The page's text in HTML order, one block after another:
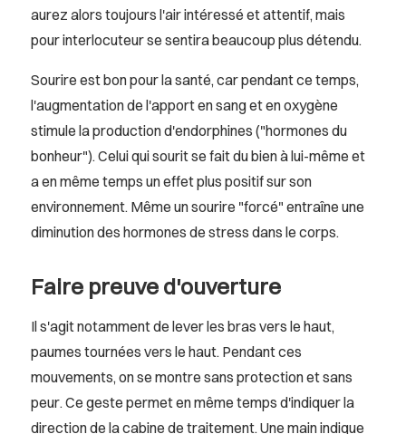
aurez alors toujours l'air intéressé et attentif, mais
pour interlocuteur se sentira beaucoup plus détendu.
Sourire est bon pour la santé, car pendant ce temps,
l'augmentation de l'apport en sang et en oxygène
stimule la production d'endorphines ("hormones du
bonheur"). Celui qui sourit se fait du bien à lui-même et
a en même temps un effet plus positif sur son
environnement. Même un sourire "forcé" entraîne une
diminution des hormones de stress dans le corps.
Faire preuve d'ouverture
Il s'agit notamment de lever les bras vers le haut,
paumes tournées vers le haut. Pendant ces
mouvements, on se montre sans protection et sans
peur. Ce geste permet en même temps d'indiquer la
direction de la cabine de traitement. Une main indique